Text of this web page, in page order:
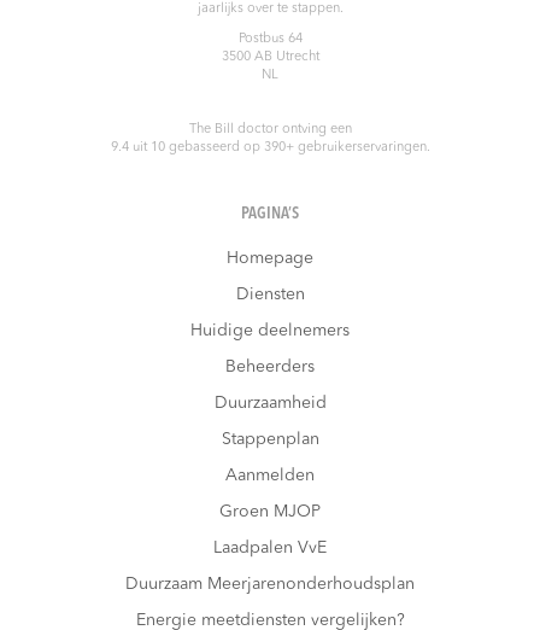
jaarlijks over te stappen.
Postbus 64
3500 AB Utrecht
NL
The Bill doctorontving een
9.4uit 10gebasseerd op 390+ gebruikerservaringen.
PAGINA’S
Homepage
Diensten
Huidige deelnemers
Beheerders
Duurzaamheid
Stappenplan
Aanmelden
Groen MJOP
Laadpalen VvE
Duurzaam Meerjarenonderhoudsplan
Energie meetdiensten vergelijken?